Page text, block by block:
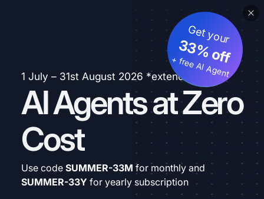
1 July – 31st August 2026 *extended
AI Agents at Zero
Cost
Get your
33% off
+ free AI Agent
Use code SUMMER-33M for monthly and
SUMMER-33Y for yearly subscription